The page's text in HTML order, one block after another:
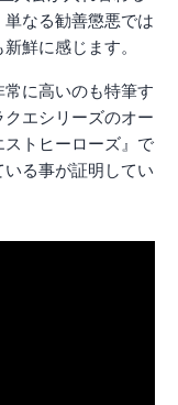
なる勧善懲悪では
鮮に感じます。
に高いのも特筆す
エシリーズのオー
トヒーローズ』で
る事が証明してい